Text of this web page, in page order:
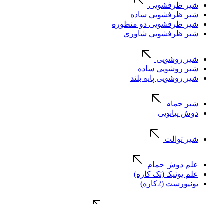
شیر ظرفشویی
شیر ظرفشویی ساده
شیر ظرفشویی دو منظوره
شیر ظرفشویی شاوری
شیر روشویی
شیر روشویی ساده
شیر روشویی پایه بلند
شیر حمام
دوش پیانویی
شیر توالت
علم دوش حمام
علم یونیکا (تک کاره)
یونیورست (2کاره)